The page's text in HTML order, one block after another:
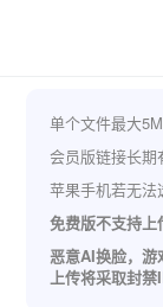
单个文件最大
会员版链接长期
苹果手机若无法
免费版不支持上
恶意AI换脸，游
上传将采取封禁